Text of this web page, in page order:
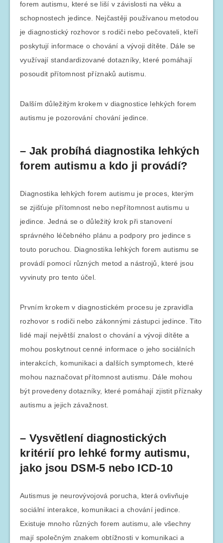
forem autismu, které se liší v závislosti na věku a
schopnostech jedince. Nejčastěji používanou metodou
je diagnostický rozhovor s rodiči nebo pečovateli, kteří
poskytují informace o chování a vývoji dítěte. Dále se
využívají standardizované dotazníky, které pomáhají
posoudit přítomnost příznaků autismu.
Dalším důležitým krokem v diagnostice lehkých forem
autismu je pozorování chování jedince.
– Jak probíhá diagnostika lehkých
forem autismu a kdo ji provádí?
Diagnostika lehkých forem autismu je proces, kterým
se zjišťuje přítomnost nebo nepřítomnost autismu u
jedince. Jedná se o důležitý krok při stanovení
správného léčebného plánu a podpory pro jedince s
touto poruchou. Diagnostika lehkých forem autismu se
provádí pomocí různých metod a nástrojů, které jsou
vyvinuty pro tento účel.
Prvním krokem v diagnostickém procesu je zpravidla
rozhovor s rodiči nebo zákonnými zástupci jedince. Tito
lidé mají největší znalost o chování a vývoji dítěte a
mohou poskytnout cenné informace o jeho sociálních
interakcích, komunikaci a dalších symptomech, které
mohou naznačovat přítomnost autismu. Dále mohou
být provedeny dotazníky, které pomáhají zjistit příznaky
autismu a jejich závažnost.
– Vysvětlení diagnostických
kritérií pro lehké formy autismu,
jako jsou DSM-5 nebo ICD-10
Autismus je neurovývojová porucha, která ovlivňuje
sociální interakce, komunikaci a chování jedince.
Existuje mnoho různých forem autismu, ale všechny
mají společným znakem obtížnosti v komunikaci a